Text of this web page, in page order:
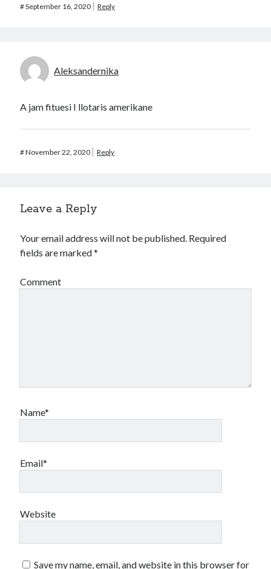
#September 16, 2020 Reply
Aleksandernika
A jam fituesi I llotaris amerikane
#November 22, 2020 Reply
Leave a Reply
Your email address will not be published. Required
fields are marked*
Comment
Name*
Email*
Website
Save my name, email, and website in this browser for